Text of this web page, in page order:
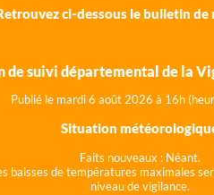
ci-dessous le bulletin de
de suivi départemental de la
Publié le mardi 6 août 2026 à 16h
Situation
Faits nouveaux : Néant.
baisses de températures maximales
niveau de vigilance.